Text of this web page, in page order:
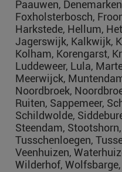
Paauwen,
Foxholsterbosch,
Harkstede, Hellum,
Jagerswijk, Kalkwijk,
Kolham, Korengarst,
Luddeweer, Lula,
Meerwijck,
Noordbroek,
Ruiten, Sappemeer,
Schildwolde,
Steendam,
Tusschenloegen,
Veenhuizen,
Wilderhof,